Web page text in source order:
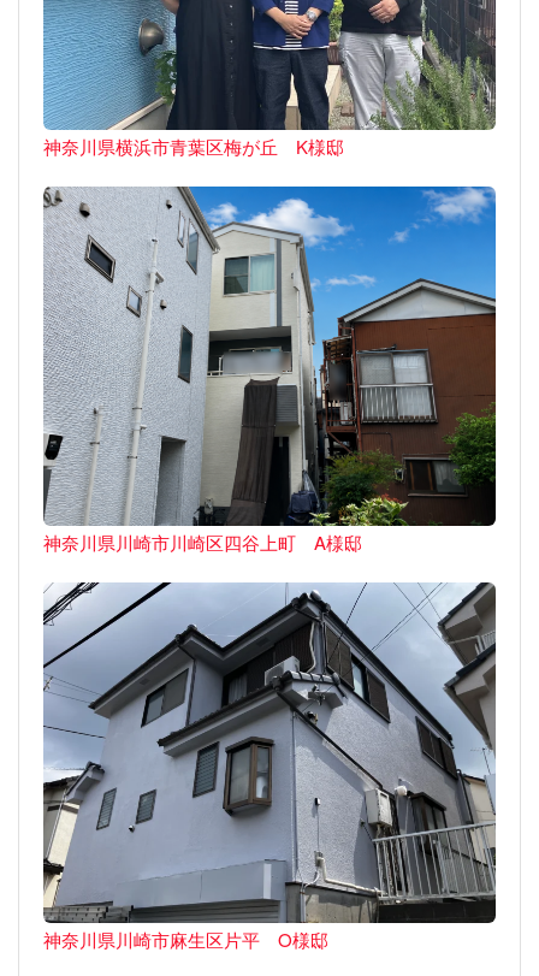
神奈川県横浜市青葉区梅が丘 K様邸
神奈川県川崎市川崎区四谷上町 A様邸
神奈川県川崎市麻生区片平 O様邸